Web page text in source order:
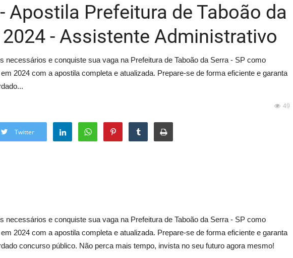
Apostila Prefeitura de Taboão da
2024 - Assistente Administrativo
necessários e conquiste sua vaga na Prefeitura de Taboão da Serra - SP como
2024 com a apostila completa e atualizada. Prepare-se de forma eficiente e garanta
49
Twitter
necessários e conquiste sua vaga na Prefeitura de Taboão da Serra - SP como
2024 com a apostila completa e atualizada. Prepare-se de forma eficiente e garanta
concurso público. Não perca mais tempo, invista no seu futuro agora mesmo!